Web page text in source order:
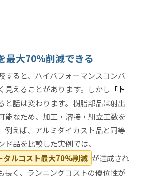
最大70%削減できる
すると、ハイパフォーマンスコンパ
見えることがあります。しかし 「ト
と話は変わります。樹脂部品は射出
能なため、加工・溶接・組立工数を
例えば、アルミダイカスト品と同等
品を比較した実例では、
ルコスト最大70%削減 が達成され
長く、ランニングコストの優位性が